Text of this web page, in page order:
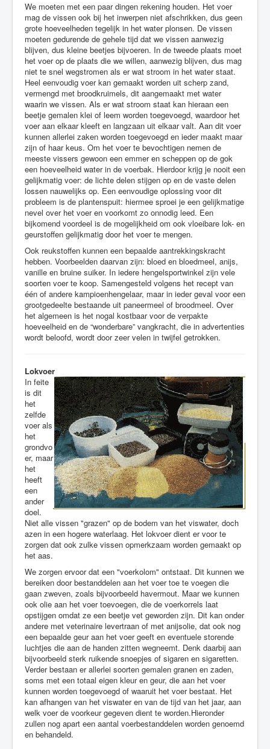
We moeten met een paar dingen rekening houden. Het voer
mag de vissen ook bij het inwerpen niet afschrikken, dus geen
grote hoeveelheden tegelijk in het water plonsen. De vissen
moeten gedurende de gehele tijd dat we vissen aanwezig
blijven, dus kleine beetjes bijvoeren. In de tweede plaats moet
het voer op de plaats die we willen, aanwezig blijven, dus mag
niet te snel wegstromen als er wat stroom in het water staat.
Heel eenvoudig voer kan gemaakt worden uit scherp zand,
vermengd met broodkruimels, dit aangemaakt met water
waarin we vissen. Als er wat stroom staat kan hieraan een
beetje gemalen klei of leem worden toegevoegd, waardoor het
voer aan elkaar kleeft en langzaan uit elkaar valt. Aan dit voer
kunnen allerlei zaken worden toegevoegd en ieder maakt maar
zijn of haar keus. Om het voer te bevochtigen nemen de
meeste vissers gewoon een emmer en scheppen op de gok
een hoeveelheid water in de voerbak. Hierdoor krijg je nooit een
gelijkmatig voer: de lichte delen stijgen op en de vaste delen
lossen nauwelijks op. Een eenvoudige oplossing voor dit
probleem is de plantenspuit: hiermee sproei je een gelijkmatige
nevel over het voer en voorkomt zo onnodig leed. Een
bijkomend voordeel is de mogelijkheid om ook vloeibare lok- en
geurstoffen gelijkmatig door het voer te mengen.
Ook reukstoffen kunnen een bepaalde aantrekkingskracht
hebben. Voorbeelden daarvan zijn: bloed en bloedmeel, anijs,
vanille en bruine suiker. In iedere hengelsportwinkel zijn vele
soorten voer te koop. Samengesteld volgens het recept van
één of andere kampioenhengelaar, maar in ieder geval voor een
grootgedeelte bestaande uit paneermeel of broodmeel. Over
het algemeen is het nogal kostbaar voor de verpakte
hoeveelheid en de “wonderbare” vangkracht, die in advertenties
wordt beloofd, wordt door zeer velen in twijfel getrokken.
Lokvoer
In feite
is dit
het
zelfde
voer als
het
grondvo
er, maar
het
heeft
een
ander
doel.
Niet alle vissen "grazen" op de bodem van het viswater, doch
azen in een hogere waterlaag. Het lokvoer dient er voor te
zorgen dat ook zulke vissen opmerkzaam worden gemaakt op
het aas.
We zorgen ervoor dat een "voerkolom" ontstaat. Dit kunnen we
bereiken door bestanddelen aan het voer toe te voegen die
gaan zweven, zoals bijvoorbeeld havermout. Maar we kunnen
ook olie aan het voer toevoegen, die de voerkorrels laat
opstijgen omdat ze een beetje vet geworden zijn. Dit kan onder
andere met veterinaire levertraan of met anijsolie, dat ook nog
een bepaalde geur aan het voer geeft en eventuele storende
luchtjes die aan de handen zitten wegneemt. Denk daarbij aan
bijvoorbeeld sterk ruikende snoepjes of sigaren en sigaretten.
Verder bestaan er allerlei soorten gemalen granen en zaden,
soms met een totaal eigen kleur en geur, die aan het voer
kunnen worden toegevoegd of waaruit het voer bestaat. Het
kan afhangen van het viswater en van de tijd van het jaar, aan
welk voer de voorkeur gegeven dient te worden.Hieronder
zullen nog apart een aantal voerbestanddelen worden genoemd
en behandeld.